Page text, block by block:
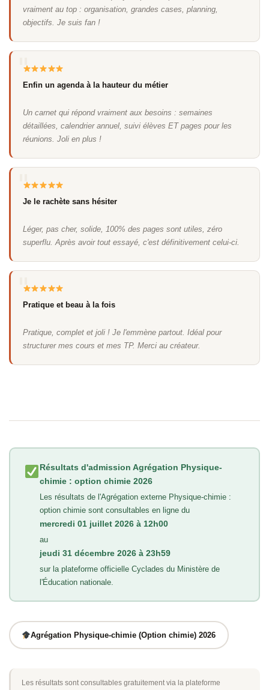
vraiment au top : organisation, grandes cases, planning,
objectifs. Je suis fan !
Enfin un agenda à la hauteur du métier
Un carnet qui répond vraiment aux besoins : semaines
détaillées, calendrier annuel, suivi élèves ET pages pour les
réunions. Joli en plus !
Je le rachète sans hésiter
Léger, pas cher, solide, 100% des pages sont utiles, zéro
superflu. Après avoir tout essayé, c'est définitivement celui-ci.
Pratique et beau à la fois
Pratique, complet et joli ! Je l'emmène partout. Idéal pour
structurer mes cours et mes TP. Merci au créateur.
Résultats d'admission Agrégation Physique-
chimie : option chimie 2026
Les résultats de l'Agrégation externe Physique-chimie :
option chimie sont consultables en ligne du
mercredi 01 juillet 2026 à 12h00
au
jeudi 31 décembre 2026 à 23h59
sur la plateforme officielle Cyclades du Ministère de
l'Éducation nationale.
Agrégation Physique-chimie (Option chimie) 2026
Les résultats sont consultables gratuitement via la plateforme